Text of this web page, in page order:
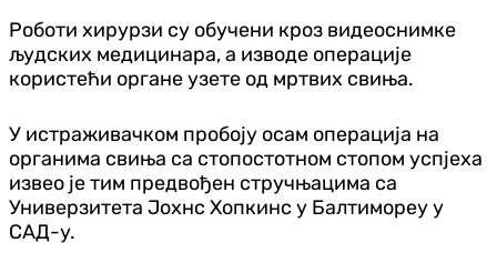
Роботи хирурзи су обучени кроз видеоснимке
људских медицинара, а изводе операције
користећи органе узете од мртвих свиња.
У истраживачком пробоју осам операција на
органима свиња са стопостотном стопом успјеха
извео је тим предвођен стручњацима са
Универзитета Јохнс Хопкинс у Балтимореу у
САД-у.